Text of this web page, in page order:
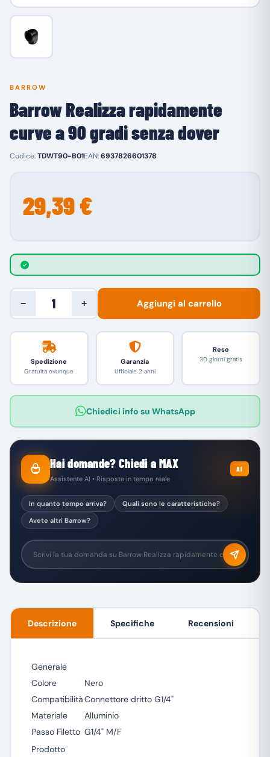
BARROW
Barrow Realizza rapidamente
curve a 90 gradi senza dover
Codice:TDWT90-B01EAN:6937826601378
29,39 €
− + Aggiungi al carrello
Spedizione
Gratuita ovunque
Garanzia
Ufficiale 2 anni
Reso
30 giorni gratis
Chiedici info su WhatsApp
Hai domande? Chiedi a MAX
Assistente AI • Risposte in tempo reale
AI
In quanto tempo arriva?
Quali sono le caratteristiche?
Avete altri Barrow?
Descrizione Specifiche Recensioni
Generale
Colore
Nero
CompatibilitàConnettore dritto G1/4"
Materiale
Alluminio
Passo Filetto G1/4" M/F
Prodotto